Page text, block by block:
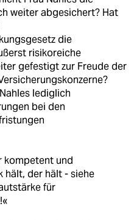
weiter abgesichert? Hat
die
risikoreiche
gefestigt zur Freude der
lediglich
bei den
kompetent und
hält, der hält - siehe
für